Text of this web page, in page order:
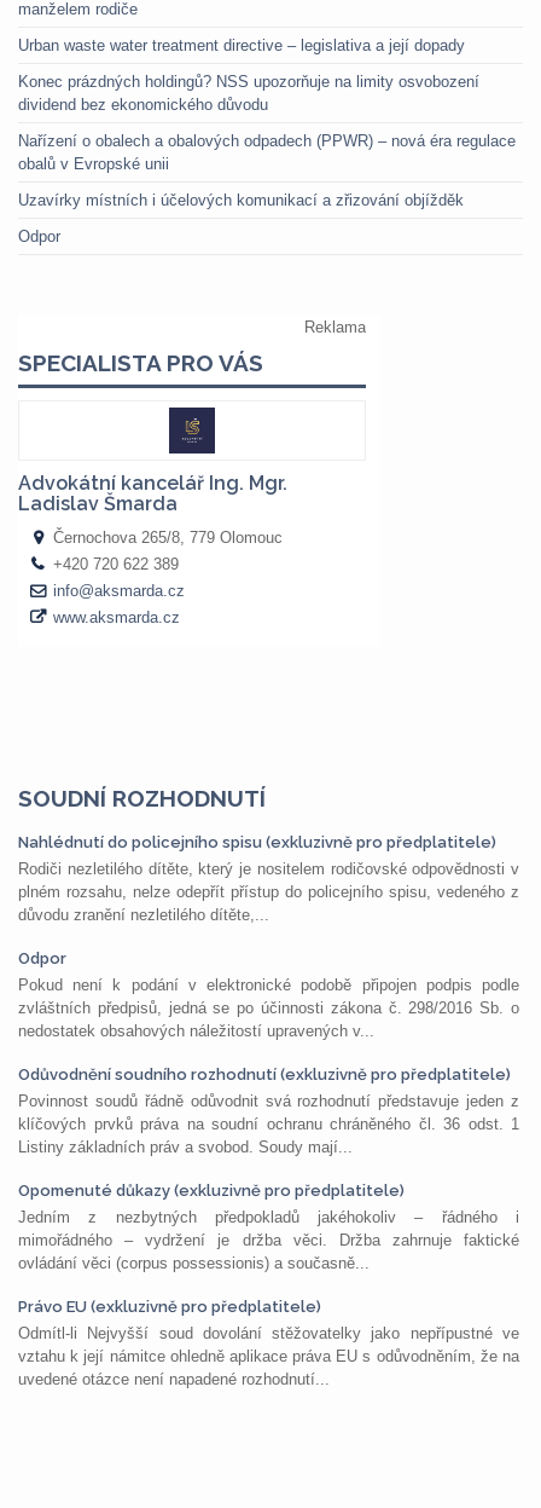
manželem rodiče
Urban waste water treatment directive – legislativa a její dopady
Konec prázdných holdingů? NSS upozorňuje na limity osvobození
dividend bez ekonomického důvodu
Nařízení o obalech a obalových odpadech (PPWR) – nová éra regulace
obalů v Evropské unii
Uzavírky místních i účelových komunikací a zřizování objížděk
Odpor
SOUDNÍ ROZHODNUTÍ
Nahlédnutí do policejního spisu (exkluzivně pro předplatitele)
Rodiči nezletilého dítěte, který je nositelem rodičovské odpovědnosti v
plném rozsahu, nelze odepřít přístup do policejního spisu, vedeného z
důvodu zranění nezletilého dítěte,...
Odpor
Pokud není k podání v elektronické podobě připojen podpis podle
zvláštních předpisů, jedná se po účinnosti zákona č. 298/2016 Sb. o
nedostatek obsahových náležitostí upravených v...
Odůvodnění soudního rozhodnutí (exkluzivně pro předplatitele)
Povinnost soudů řádně odůvodnit svá rozhodnutí představuje jeden z
klíčových prvků práva na soudní ochranu chráněného čl. 36 odst. 1
Listiny základních práv a svobod. Soudy mají...
Opomenuté důkazy (exkluzivně pro předplatitele)
Jedním z nezbytných předpokladů jakéhokoliv – řádného i
mimořádného – vydržení je držba věci. Držba zahrnuje faktické
ovládání věci (corpus possessionis) a současně...
Právo EU (exkluzivně pro předplatitele)
Odmítl-li Nejvyšší soud dovolání stěžovatelky jako nepřípustné ve
vztahu k její námitce ohledně aplikace práva EU s odůvodněním, že na
uvedené otázce není napadené rozhodnutí...